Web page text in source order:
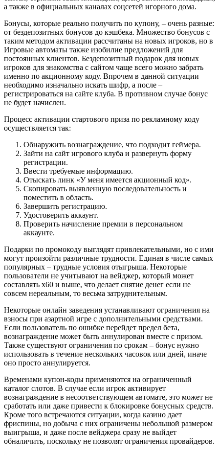
а также в официальных каналах соцсетей игорного дома.
Бонусы, которые реально получить по купону, – очень разные:
от бездепозитных бонусов до кэшбека. Множество бонусов с
таким методом активации рассчитаны на новых игроков, но в
Игровые автоматы также изобилие предложений для
постоянных клиентов. Бездепозитный подарок для новых
игроков для знакомства с сайтом чаще всего можно забрать
именно по акционному коду. Впрочем в данной ситуации
необходимо изначально искать шифр, а после –
регистрироваться на сайте клуба. В противном случае бонус
не будет начислен.
Процесс активации стартового приза по рекламному коду
осуществляется так:
Обнаружить вознаграждение, что подходит геймера.
Зайти на сайт игрового клуба и развернуть форму
регистрации.
Ввести требуемые информацию.
Отыскать линк «У меня имеется акционный код».
Скопировать выявленную последовательность и
поместить в область.
Завершить регистрацию.
Удостоверить аккаунт.
Проверить начисление премии в персональном
аккаунте.
Подарки по промокоду выглядят привлекательными, но с ими
могут произойти различные трудности. Единая в числе самых
популярных – трудные условия отыгрыша. Некоторые
пользователи не учитывают на вейджер, который может
составлять х60 и выше, что делает снятие денег если не
совсем нереальным, то весьма затруднительным.
Некоторые онлайн заведения устанавливают ограничения на
взносы при азартной игре с дополнительными средствами.
Если пользователь по ошибке перейдет предел бета,
вознаграждение может быть аннулирован вместе с призом.
Также существуют ограничения по срокам – бонус нужно
использовать в течение нескольких часовок или дней, иначе
оно просто аннулируется.
Временами купон-коды применяются на ограниченный
каталог слотов. В случае если игрок активирует
вознаграждение в несоответствующем автомате, это может не
сработать или даже привести к блокировке бонусных средств.
Кроме того встречаются ситуации, когда казино дает
фриспины, но добыча с них ограничены небольшой размером
выигрыша, и даже после вейджера сразу не выйдет
обналичить, поскольку не позволят ограничения провайдеров.